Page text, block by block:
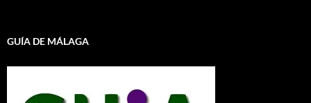
GUÍA DE MÁLAGA